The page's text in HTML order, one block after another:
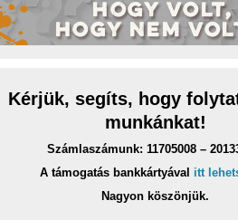
Kérjük, segíts, hogy
munkánkat!
Számlaszámunk: 11705008 –
A támogatás bankkártyával itt
Nagyon köszönjük.